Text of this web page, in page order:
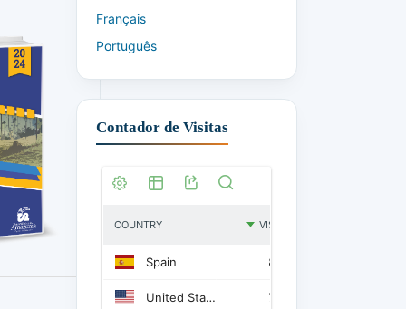
Français
Português
Contador de Visitas